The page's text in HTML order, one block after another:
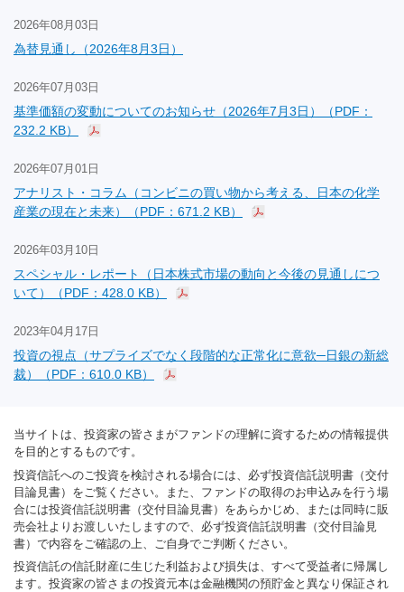
2026年08月03日
為替見通し（2026年8月3日）
2026年07月03日
基準価額の変動についてのお知らせ（2026年7月3日）（PDF：
232.2 KB）
2026年07月01日
アナリスト・コラム（コンビニの買い物から考える、日本の化学
産業の現在と未来）（PDF：671.2 KB）
2026年03月10日
スペシャル・レポート（日本株式市場の動向と今後の見通しにつ
いて）（PDF：428.0 KB）
2023年04月17日
投資の視点（サプライズでなく段階的な正常化に意欲─日銀の新総
裁）（PDF：610.0 KB）
当サイトは、投資家の皆さまがファンドの理解に資するための情報提供
を目的とするものです。
投資信託へのご投資を検討される場合には、必ず投資信託説明書（交付
目論見書）をご覧ください。また、ファンドの取得のお申込みを行う場
合には投資信託説明書（交付目論見書）をあらかじめ、または同時に販
売会社よりお渡しいたしますので、必ず投資信託説明書（交付目論見
書）で内容をご確認の上、ご自身でご判断ください。
投資信託の信託財産に生じた利益および損失は、すべて受益者に帰属し
ます。投資家の皆さまの投資元本は金融機関の預貯金と異なり保証され